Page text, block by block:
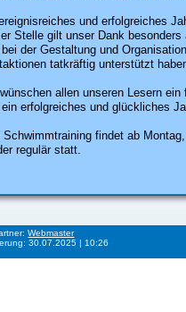
und erfolgreiches
Stelle gilt unser Dank besonders
der Gestaltung und
tatkräftig unterstützt
allen unseren Lesern
erfolgreiches und glückliches
Schwimmtraining findet ab
regulär statt.
Webmaster
30.07.2025 | 10:26